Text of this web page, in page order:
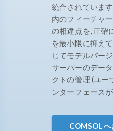
統合されていま
内のフィーチャ
の相違点を, 正確
を最小限に抑え
じてモデルバー
サーバーのデー
クトの管理 (ユ
ンターフェース
COMSOL